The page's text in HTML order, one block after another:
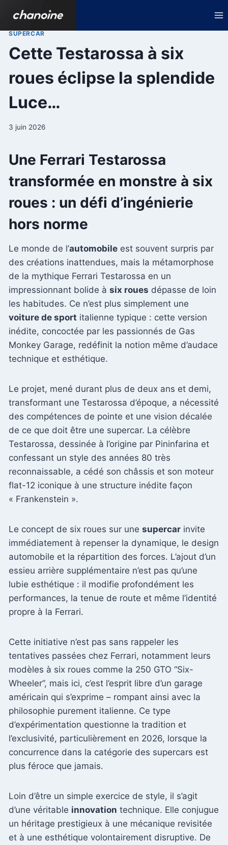
contenu
SUPERCAR
Cette Testarossa à six
roues éclipse la splendide
Luce…
3 juin 2026
Une Ferrari Testarossa
transformée en monstre à six
roues : un défi d’ingénierie
hors norme
Le monde de l’automobile est souvent surpris par
des créations inattendues, mais la métamorphose
de la mythique Ferrari Testarossa en un
impressionnant bolide à six roues dépasse de loin
les habitudes. Ce n’est plus simplement une
voiture de sport italienne typique : cette version
inédite, concoctée par les passionnés de Gas
Monkey Garage, redéfinit la notion même d’audace
technique et esthétique.
Le projet, mené durant plus de deux ans et demi,
transformant une Testarossa d’époque, a nécessité
des compétences de pointe et une vision décalée
de ce que doit être une supercar. La célèbre
Testarossa, dessinée à l’origine par Pininfarina et
confessant un style des années 80 très
reconnaissable, a cédé son châssis et son moteur
flat-12 iconique à une structure inédite façon
« Frankenstein ».
Le concept de six roues sur une supercar invite
immédiatement à repenser la dynamique, le design
automobile et la répartition des forces. L’ajout d’un
essieu arrière supplémentaire n’est pas qu’une
lubie esthétique : il modifie profondément les
performances, la tenue de route et même l’identité
propre à la Ferrari.
Cette initiative n’est pas sans rappeler les
tentatives passées chez Ferrari, notamment leurs
modèles à six roues comme la 250 GTO “Six-
Wheeler”, mais ici, c’est l’esprit libre d’un garage
américain qui s’exprime – rompant ainsi avec la
philosophie purement italienne. Ce type
d’expérimentation questionne la tradition et
l’exclusivité, particulièrement en 2026, lorsque la
concurrence dans la catégorie des supercars est
plus féroce que jamais.
Loin d’être un simple exercice de style, il s’agit
d’une véritable innovation technique. Elle conjugue
un héritage prestigieux à une mécanique revisitée
et à une esthétique volontairement disruptive. De